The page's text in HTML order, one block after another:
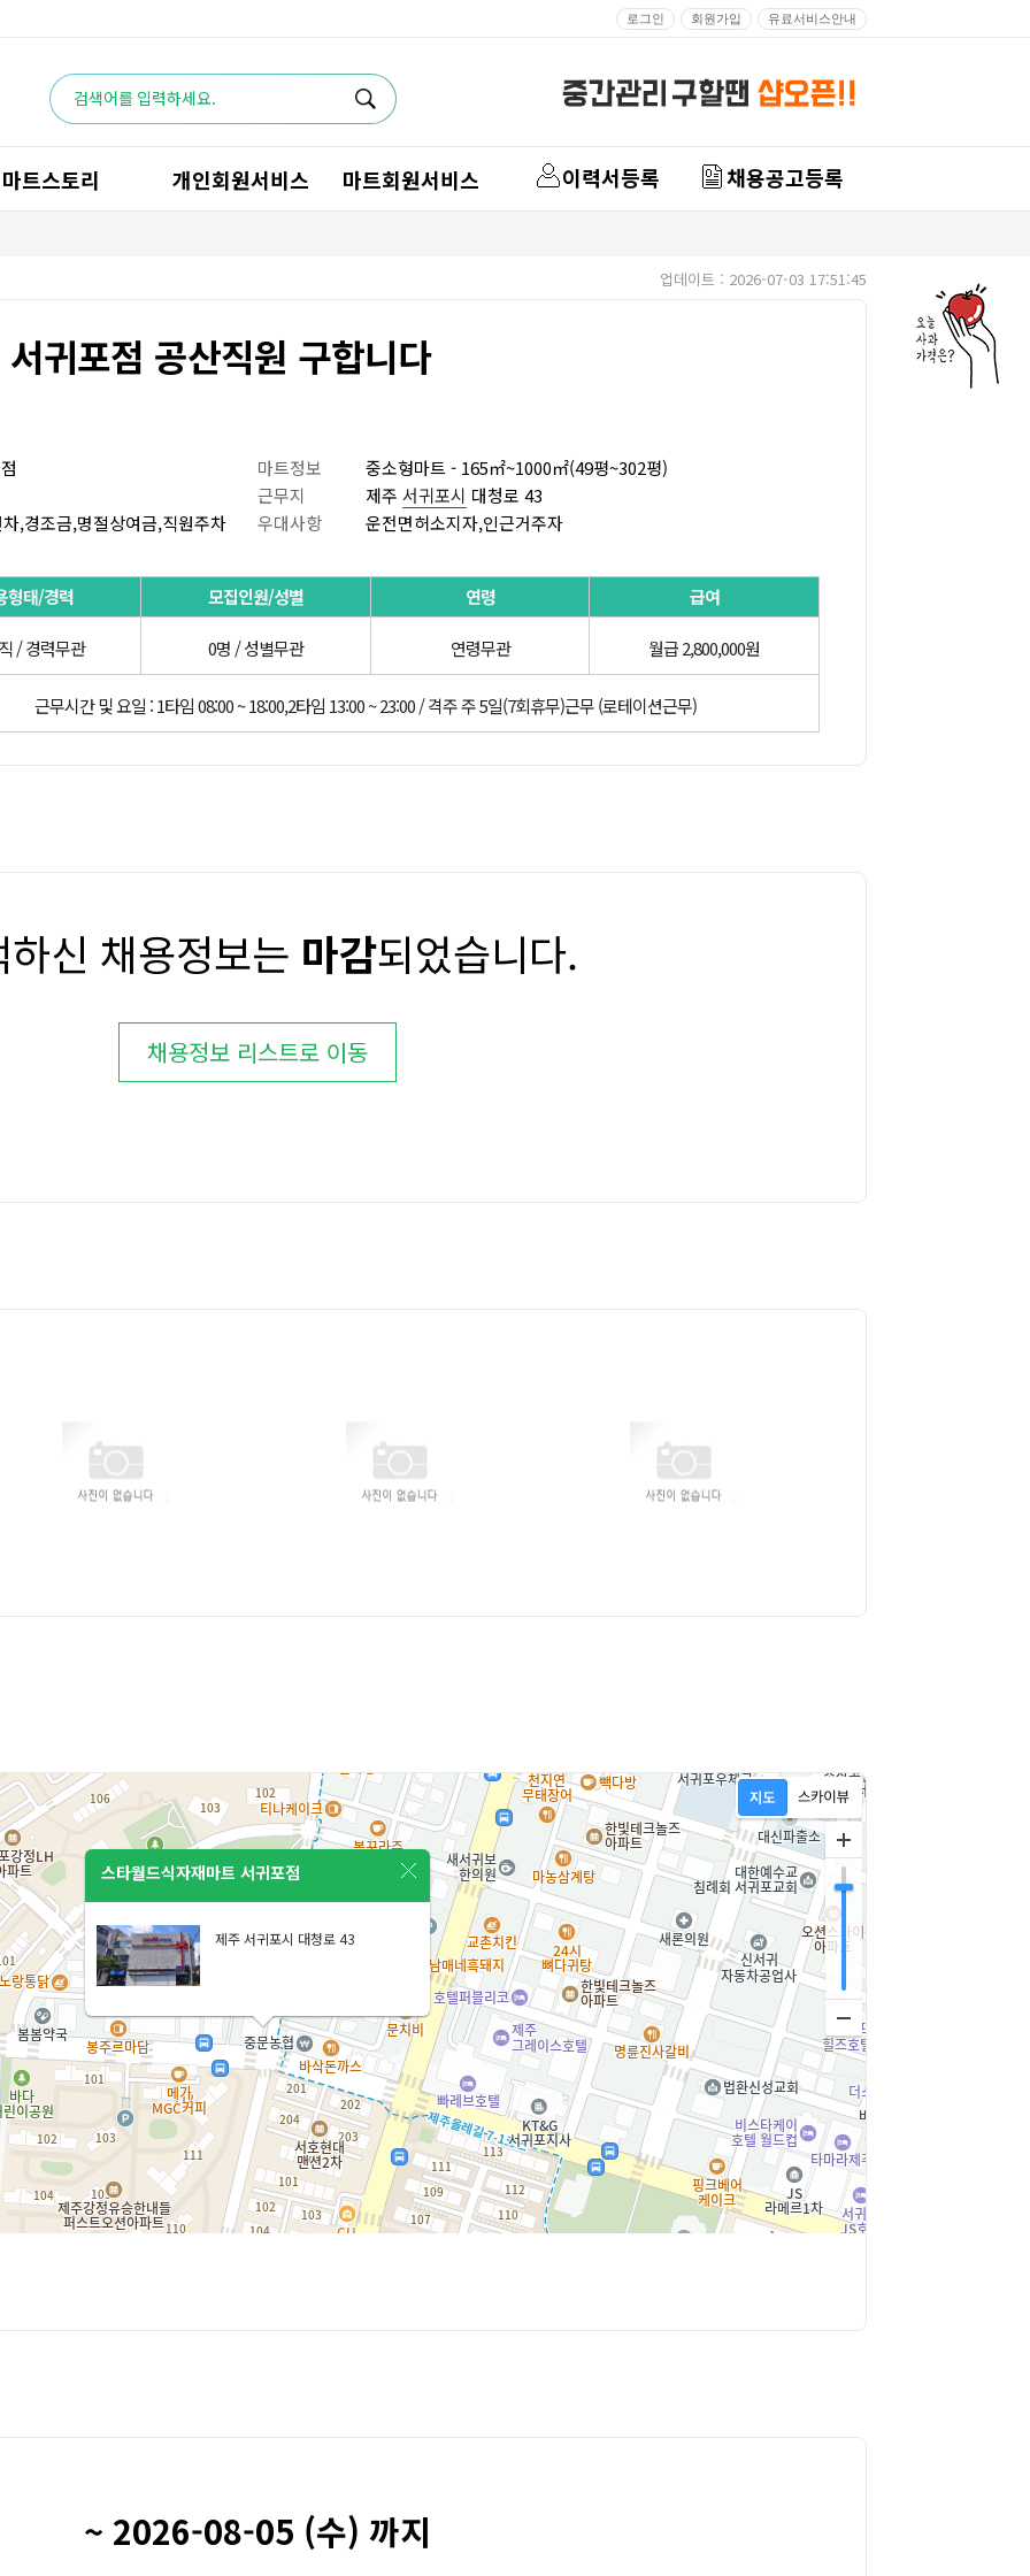
로그인 회원가입 유료서비스안내
마트스토리 개인회원서비스 마트회원서비스 이력서등록 채용공고등록
업데이트 : 2026-07-03 17:51:45
귀포점 공산직원 구합니다
마트정보
중소형마트 - 165㎡~1000㎡(49평~302평)
근무지
제주 서귀포시 대청로 43
,경조금,명절상여금,직원주차
우대사항 운전면허소지자,인근거주자
형태/경력 모집인원/성별 연령 급여
/ 경력무관 0명 / 성별무관 연령무관 월급 2,800,000원
근무시간 및 요일 : 1타임 08:00 ~ 18:00,2타임 13:00 ~ 23:00 / 격주 주 5일(7회휴무)근무 (로테이션근무)
신 채용정보는 마감되었습니다.
채용정보 리스트로 이동
스타월드식자재마트 서귀포점
제주 서귀포시 대청로 43
~ 2026-08-05 (수) 까지